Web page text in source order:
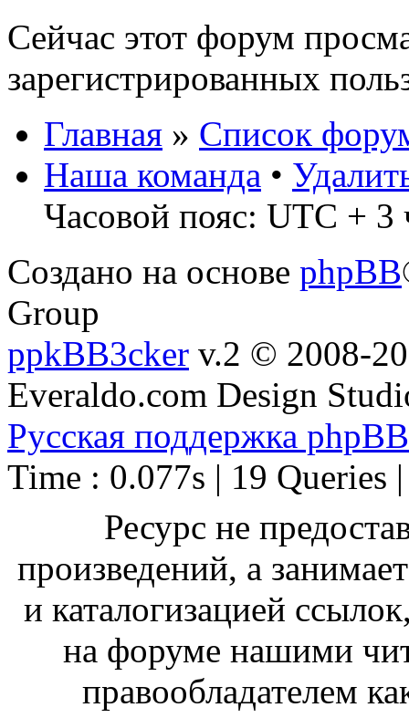
Сейчас этот форум
зарегистрированных
Главная » Список
Наша команда •
Часовой пояс: UTC + 3
Создано на основе phpBB
Group
ppkBB3cker v.2 © 2008-
Everaldo.com Design
Русская поддержка phpBB
Time : 0.077s | 19 Queries
Ресурс не
произведений, а
и каталогизацией
на форуме нашими
правообладателем